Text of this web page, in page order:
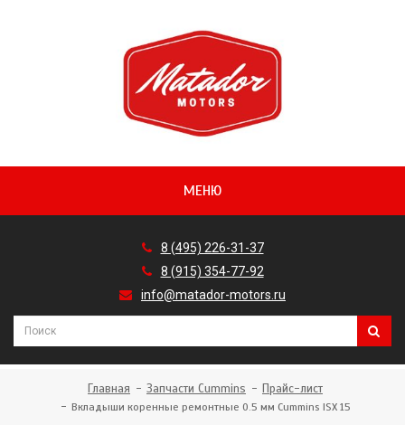
МЕНЮ
8 (495) 226-31-37
8 (915) 354-77-92
info@matador-motors.ru
Главная Запчасти Cummins Прайс-лист
Вкладыши коренные ремонтные 0.5 мм Cummins ISX 15